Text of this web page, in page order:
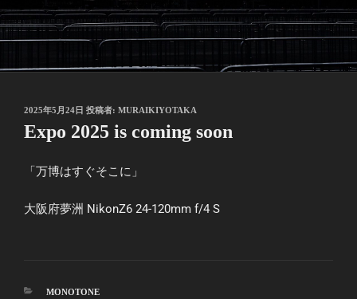
投
稿
日:
2025年5月24日 投稿者: MURAIKIYOTAKA
Expo 2025 is coming soon
「万博はすぐそこに」
大阪府夢洲 NikonZ6 24-120mm f/4 S
カ
MONOTONE